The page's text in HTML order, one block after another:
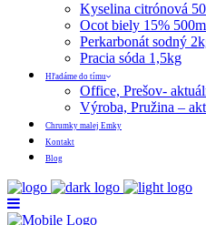
Kyselina citrónová
Ocot biely 15%
Perkarbonát sodný
Pracia sóda 1,5kg
Hľadáme do tímu
Office, Prešov-
Výroba, Pružina –
Chrumky malej Emky
Kontakt
Blog